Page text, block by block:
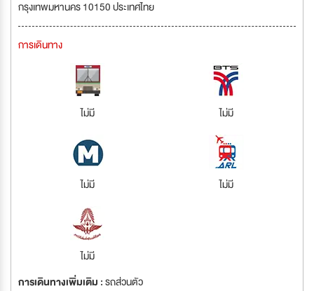
กรุงเทพมหานคร 10150 ประเทศไทย
การเดินทาง
ไม่มี ไม่มี
ไม่มี ไม่มี
ไม่มี
การเดินทางเพิ่มเติม :รถส่วนตัว